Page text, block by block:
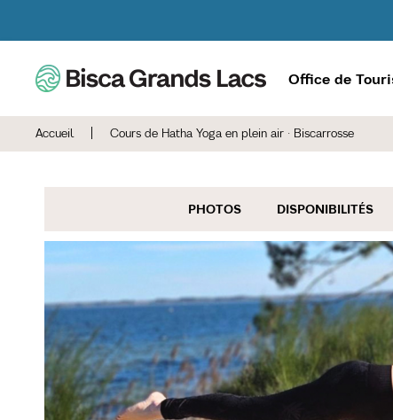
Office de
Accueil Cours de Hatha Yoga en plein air · Biscarrosse
PHOTOS DISPONIBILITÉS